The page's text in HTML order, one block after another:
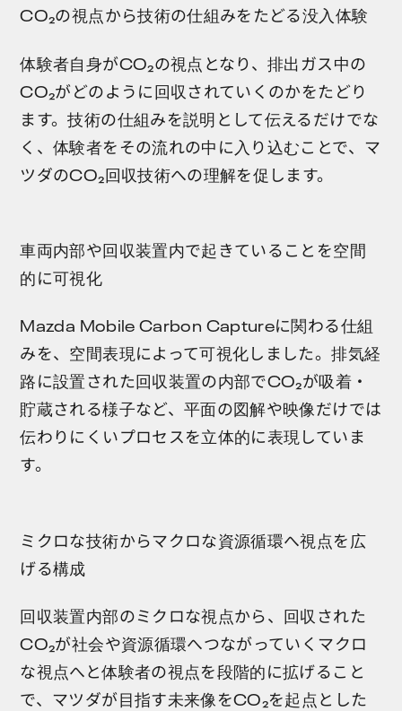
CO₂の視点から技術の仕組みをたどる没入体験
体験者自身がCO₂の視点となり、排出ガス中の
CO₂がどのように回収されていくのかをたどり
ます。技術の仕組みを説明として伝えるだけでな
く、体験者をその流れの中に入り込むことで、マ
ツダのCO₂回収技術への理解を促します。
車両内部や回収装置内で起きていることを空間
的に可視化
Mazda Mobile Carbon Captureに関わる仕組
みを、空間表現によって可視化しました。排気経
路に設置された回収装置の内部でCO₂が吸着・
貯蔵される様子など、平面の図解や映像だけでは
伝わりにくいプロセスを立体的に表現していま
す。
ミクロな技術からマクロな資源循環へ視点を広
げる構成
回収装置内部のミクロな視点から、回収された
CO₂が社会や資源循環へつながっていくマクロ
な視点へと体験者の視点を段階的に拡げること
で、マツダが目指す未来像をCO₂を起点とした